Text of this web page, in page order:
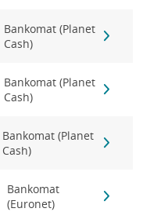
Bankomat (Planet
Cash)
Bankomat (Planet
Cash)
Bankomat (Planet
Cash)
Bankomat
(Euronet)